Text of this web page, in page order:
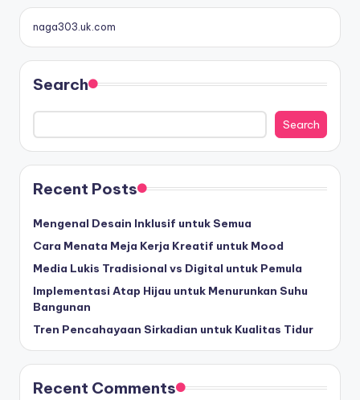
u
s
D
e
p
i
e
a
p
o
k
e
r
naga303.uk.com
Search
Search
Recent Posts
Mengenal Desain Inklusif untuk Semua
Cara Menata Meja Kerja Kreatif untuk Mood
Media Lukis Tradisional vs Digital untuk Pemula
Implementasi Atap Hijau untuk Menurunkan Suhu
Bangunan
Tren Pencahayaan Sirkadian untuk Kualitas Tidur
Recent Comments